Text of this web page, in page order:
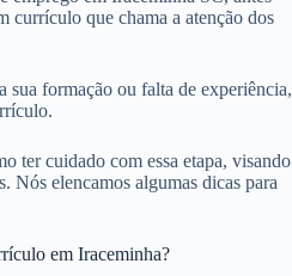
currículo que chama a atenção dos
sua formação ou falta de experiência,
ter cuidado com essa etapa, visando
Nós elencamos algumas dicas para
em Iraceminha?